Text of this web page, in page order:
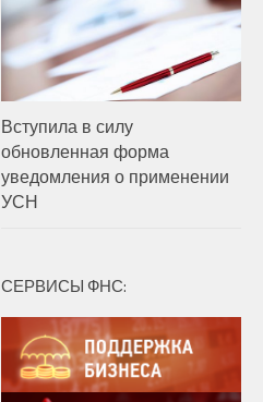
Вступила в силу
обновленная форма
уведомления о применении
УСН
СЕРВИСЫ ФНС: